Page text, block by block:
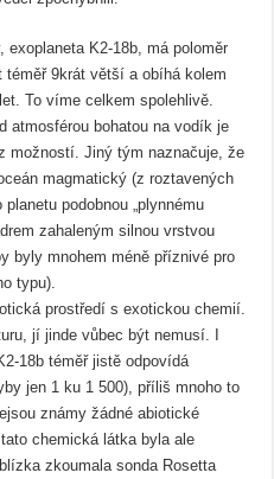
exoplaneta K2-18b, má poloměr
9krát větší a obíhá kolem
To víme celkem spolehlivě.
atmosférou bohatou na vodík je
možností. Jiný tým naznačuje, že
magmatický (z roztavených
podobnou „plynnému
zahaleným silnou vrstvou
byly mnohem méně příznivé pro
typu).
prostředí s exotickou chemií.
jí jinde vůbec být nemusí. I
18b téměř jistě odpovídá
jen 1 ku 1 500), příliš mnoho to
známy žádné abiotické
chemická látka byla ale
zkoumala sonda Rosetta